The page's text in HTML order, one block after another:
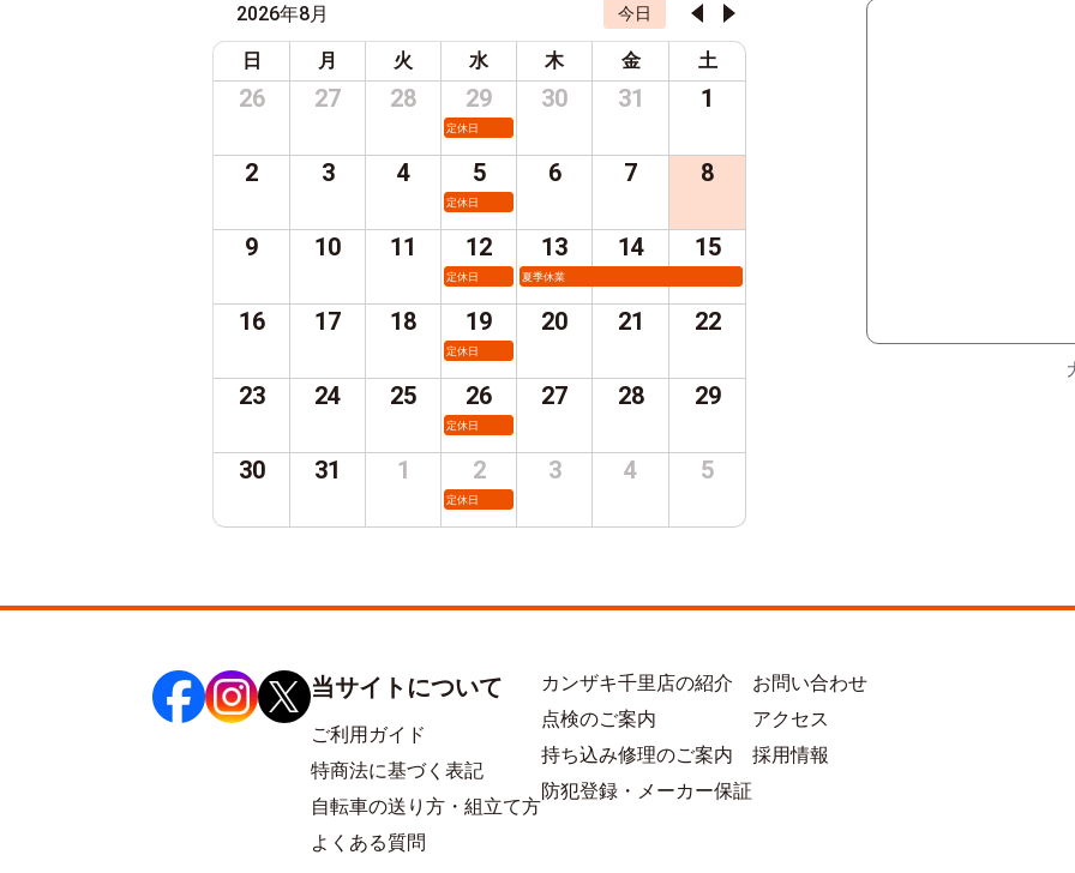
2026年8月 今日
日 月 火 水 木 金 土
26 27 28 29
定休日
30 31 1
2 3 4 5
定休日
6 7 8
9 10 11 12
定休日
13
夏季休業
14 15
16 17 18 19
定休日
20 21 22
23 24 25 26
定休日
27 28 29
30 31 1 2
定休日
3 4 5
当サイトについて
ご利用ガイド
特商法に基づく表記
自転車の送り方・組立て方
よくある質問
カンザキ千里店の紹介
点検のご案内
持ち込み修理のご案内
防犯登録・メーカー保証
お問い合わせ
アクセス
採用情報